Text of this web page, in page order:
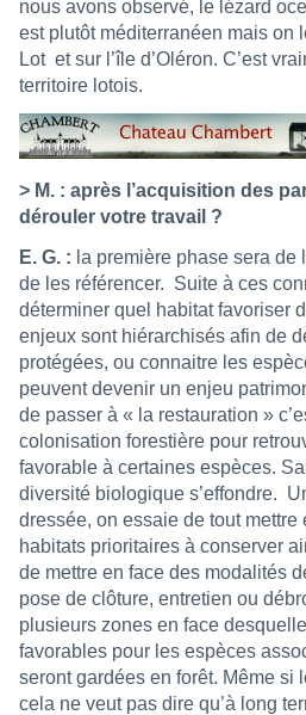
nous avons observé, le lézard
est plutôt méditerranéen mais on
Lot et sur l’île d’Oléron. C’est
territoire lotois.
> M. : après l’acquisition des
dérouler votre travail ?
E. G. : la première phase sera de
de les référencer. Suite à ces
déterminer quel habitat favoriser
enjeux sont hiérarchisés afin de
protégées, ou connaitre les
peuvent devenir un enjeu
de passer à « la restauration »
colonisation forestière pour
favorable à certaines espèces.
diversité biologique s’effondre.
dressée, on essaie de tout mettre
habitats prioritaires à conserver
de mettre en face des modalités
pose de clôture, entretien ou
plusieurs zones en face
favorables pour les espèces
seront gardées en forêt. Même si
cela ne veut pas dire qu’à long